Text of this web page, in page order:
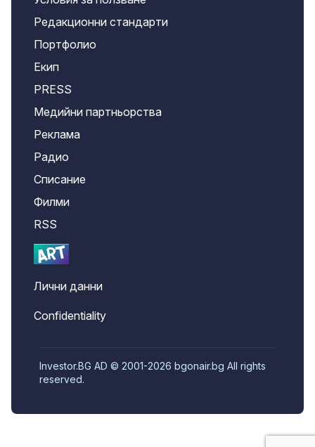
Редакционни стандарти
Портфолио
Екип
PRESS
Медийни партньорства
Реклама
Радио
Списание
Филми
RSS
Лични данни
Confidentiality
Investor.BG AD © 2001-2026 bgonair.bg All rights
reserved.